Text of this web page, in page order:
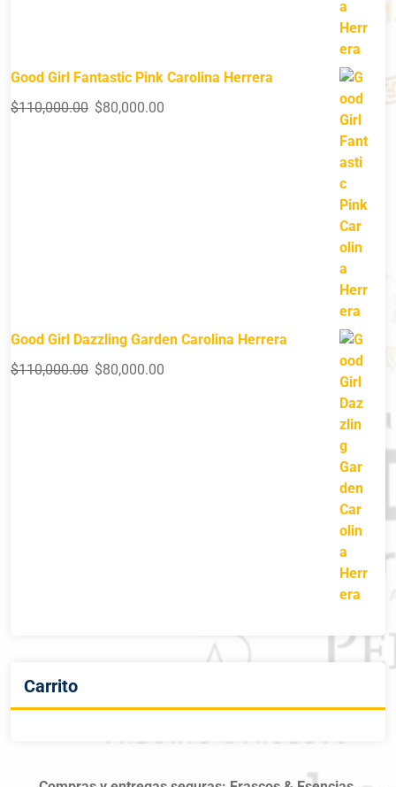
Good Girl Fantastic Pink Carolina Herrera
$110,000.00 $80,000.00
Good Girl Dazzling Garden Carolina Herrera
$110,000.00 $80,000.00
Carrito